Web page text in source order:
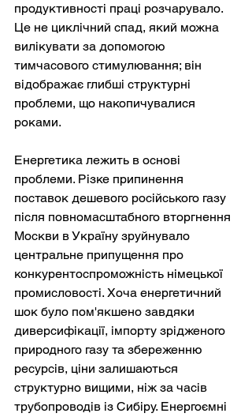
продуктивності праці розчарувало.
Це не циклічний спад, який можна
вилікувати за допомогою
тимчасового стимулювання; він
відображає глибші структурні
проблеми, що накопичувалися
роками.
Енергетика лежить в основі
проблеми. Різке припинення
поставок дешевого російського газу
після повномасштабного вторгнення
Москви в Україну зруйнувало
центральне припущення про
конкурентоспроможність німецької
промисловості. Хоча енергетичний
шок було пом'якшено завдяки
диверсифікації, імпорту зрідженого
природного газу та збереженню
ресурсів, ціни залишаються
структурно вищими, ніж за часів
трубопроводів із Сибіру. Енергоємні